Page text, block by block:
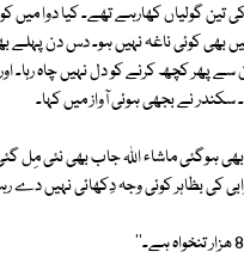
گولیاں کھارہے تھے۔ کیا دوا میں
بھی کوئی ناغہ نہیں ہو۔ دس دن
پھر کچھ کرنے کو دل نہیں چاہ رہا۔
نے بجھی ہوئی آواز میں کہا۔
بھی ہوگئی ماشاء اللہ جاب بھی
کی بظاہر کوئی وجہ دِکھائی نہیں دے